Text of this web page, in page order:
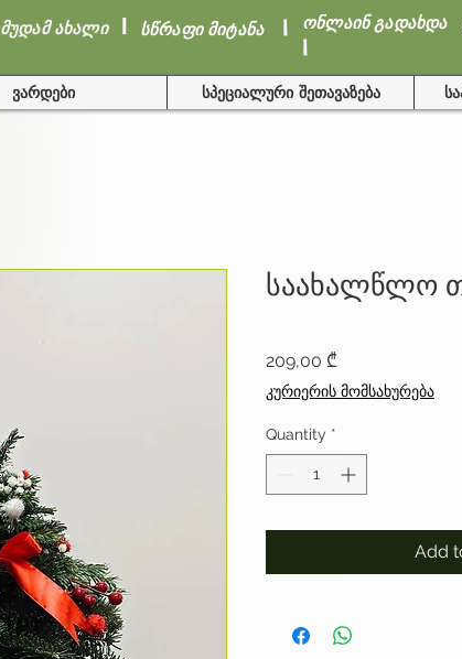
მუდამ ახალი I სწრაფი მიტანა I ონლაინ გადახდა
I
ვარდები სპეციალური შეთავაზება
საახალწლო
209,00 ₾
კურიერის მომსახურება
Quantity *
Add